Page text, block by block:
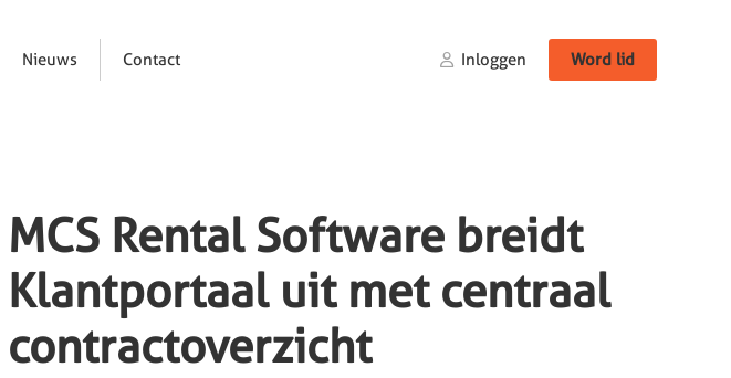
Nieuws Contact Inloggen Word lid
MCS Rental Software breidt
Klantportaal uit met centraal
contractoverzicht